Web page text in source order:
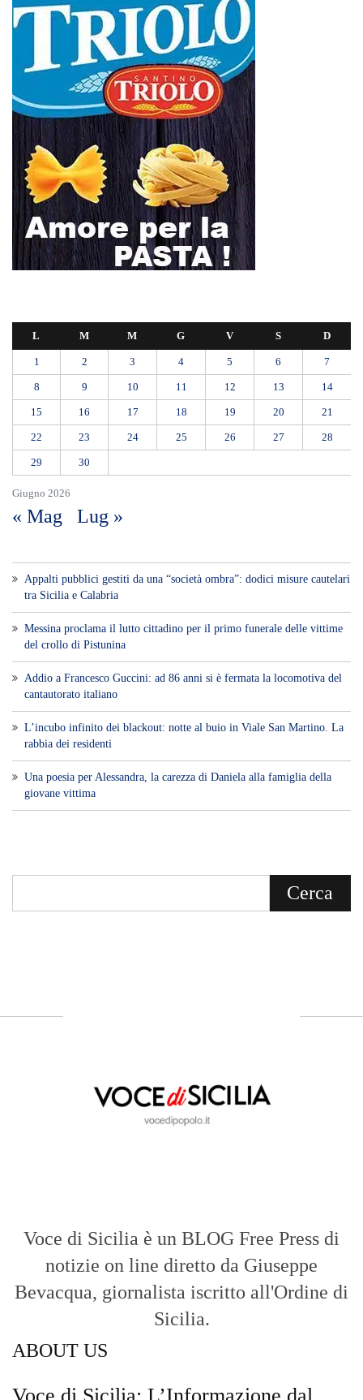
Giugno 2026
L M M G V S D
1 2 3 4 5 6 7
8 9 10 11 12 13 14
15 16 17 18 19 20 21
22 23 24 25 26 27 28
29 30
« Mag Lug »
Appalti pubblici gestiti da una “società ombra”: dodici misure cautelari
tra Sicilia e Calabria
Messina proclama il lutto cittadino per il primo funerale delle vittime
del crollo di Pistunina
Addio a Francesco Guccini: ad 86 anni si è fermata la locomotiva del
cantautorato italiano
L’incubo infinito dei blackout: notte al buio in Viale San Martino. La
rabbia dei residenti
Una poesia per Alessandra, la carezza di Daniela alla famiglia della
giovane vittima
Voce di Sicilia è un BLOG Free Press di
notizie on line diretto da Giuseppe
Bevacqua, giornalista iscritto all'Ordine di
Sicilia.
ABOUT US